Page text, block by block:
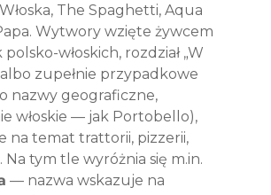
The Spaghetti, Aqua
Wytwory wzięte żywcem
włoskich, rozdział „W
albo zupełnie przypadkowe
nazwy geograficzne,
włoskie — jak Portobello),
na temat trattorii, pizzerii,
Na tym tle wyróżnia się m.in.
— nazwa wskazuje na